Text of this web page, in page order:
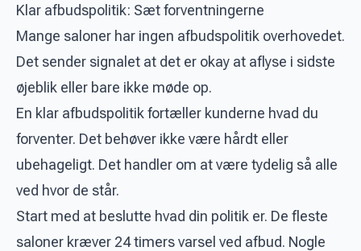
Klar afbudspolitik: Sæt forventningerne
Mange saloner har ingen afbudspolitik overhovedet.
Det sender signalet at det er okay at aflyse i sidste
øjeblik eller bare ikke møde op.
En klar afbudspolitik fortæller kunderne hvad du
forventer. Det behøver ikke være hårdt eller
ubehageligt. Det handler om at være tydelig så alle
ved hvor de står.
Start med at beslutte hvad din politik er. De fleste
saloner kræver 24 timers varsel ved afbud. Nogle